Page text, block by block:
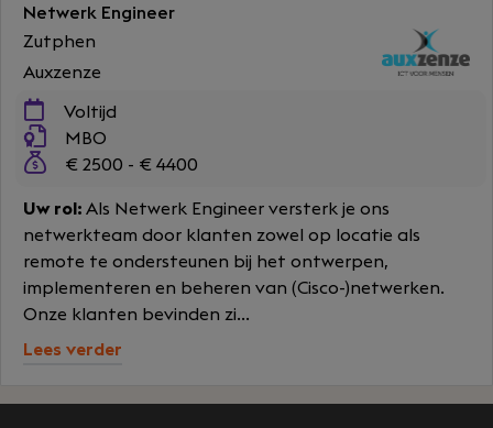
Netwerk Engineer
Zutphen
Auxzenze
Voltijd
MBO
€ 2500 - € 4400
Uw rol: Als Netwerk Engineer versterk je ons
netwerkteam door klanten zowel op locatie als
remote te ondersteunen bij het ontwerpen,
implementeren en beheren van (Cisco-)netwerken.
Onze klanten bevinden zi...
Lees verder